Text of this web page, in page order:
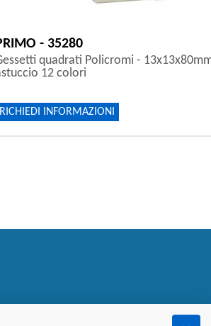
- 35280
quadrati Policromi -
12 colori
RICHIEDI INFORMAZIONI